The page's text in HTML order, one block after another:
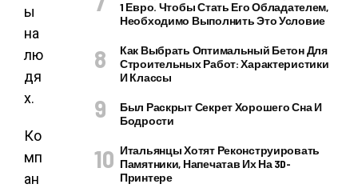
ы
на
лю
дя
х.
Ко
мп
ан
1 Евро. Чтобы Стать Его Обладателем,
Необходимо Выполнить Это Условие
Как Выбрать Оптимальный Бетон Для
Строительных Работ: Характеристики
И Классы
Был Раскрыт Секрет Хорошего Сна И
Бодрости
Итальянцы Хотят Реконструировать
Памятники, Напечатав Их На 3D-
Принтере